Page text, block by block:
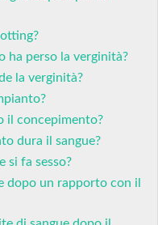
ha perso la verginità?
la verginità?
il concepimento?
dura il sangue?
si fa sesso?
dopo un rapporto con il